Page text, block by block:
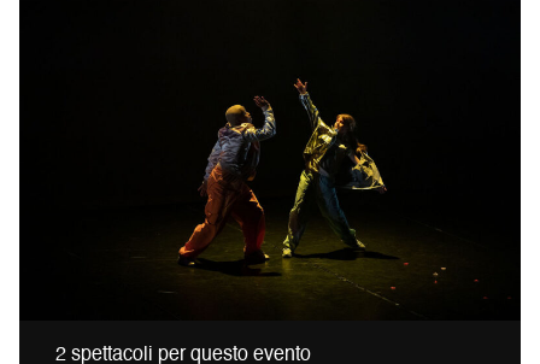
2 spettacoli per questo evento